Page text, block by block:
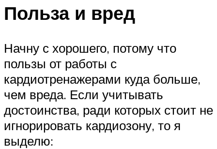
Польза и вред
Начну с хорошего, потому что
пользы от работы с
кардиотренажерами куда больше,
чем вреда. Если учитывать
достоинства, ради которых стоит не
игнорировать кардиозону, то я
выделю: